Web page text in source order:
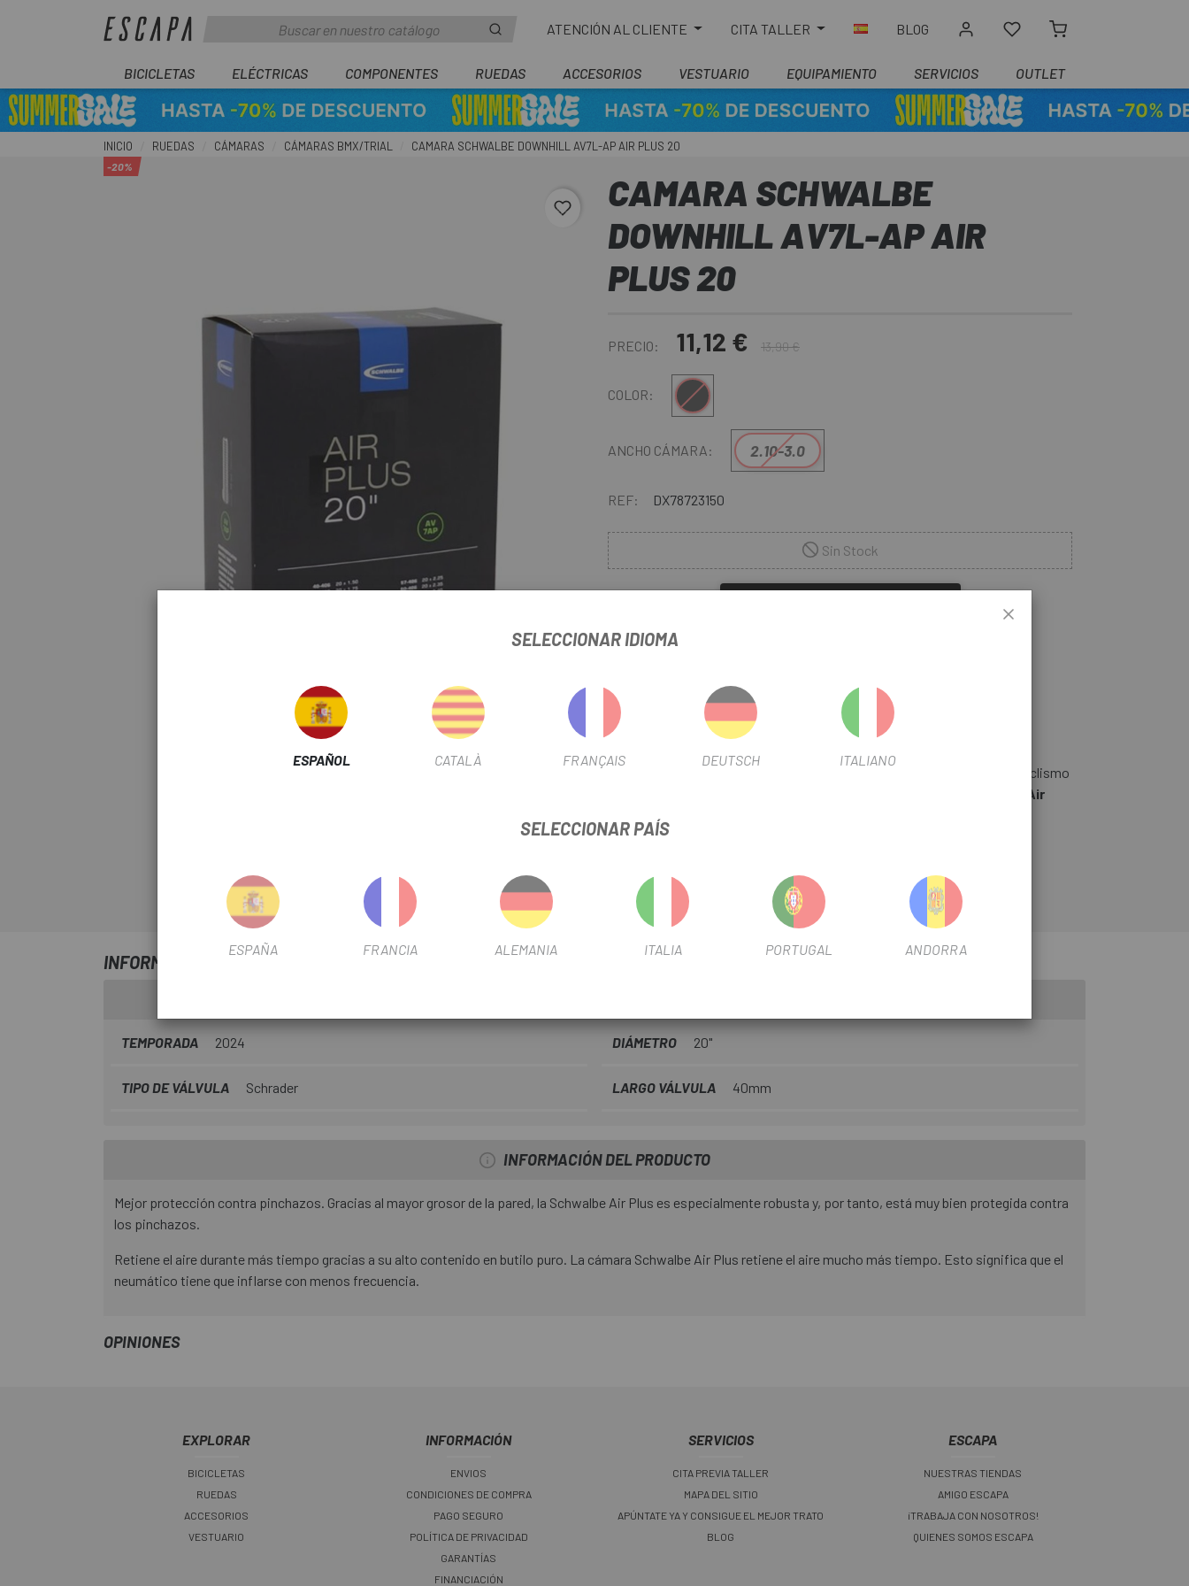
ATENCIÓN AL CLIENTE CITA TALLER BLOG
BICICLETAS ELÉCTRICAS COMPONENTES RUEDAS ACCESORIOS VESTUARIO EQUIPAMIENTO SERVICIOS OUTLET
INICIO RUEDAS CÁMARAS CÁMARAS BMX/TRIAL CAMARA SCHWALBE DOWNHILL AV7L-AP AIR PLUS 20
favorite_border
-20%
Haz click para ampliar
CAMARA SCHWALBE
DOWNHILL AV7L-AP AIR
PLUS 20
PRECIO: 11,12 € 13,90 €
COLOR: Negro
ANCHO CÁMARA: 2.10-3.0
REF: DX78723150
Sin Stock
la mayor selección de cámaras para disfrutar del ciclismo
Cámara Schwalbe Downhill AV7L-AP Air
retiene el aire considerablemente más tiempo gracias a su alto
contenido en butilo puro.
INFORMACIÓN SOBRE CAMARA SCHWALBE DOWNHILL AV7L-AP AIR PLUS 20
TEMPORADA 2024 DIÁMETRO 20"
TIPO DE VÁLVULA Schrader LARGO VÁLVULA 40mm
INFORMACIÓN DEL PRODUCTO
Mejor protección contra pinchazos. Gracias al mayor grosor de la pared, la Schwalbe Air Plus es especialmente robusta y, por tanto, está muy bien protegida contra
los pinchazos.
Retiene el aire durante más tiempo gracias a su alto contenido en butilo puro. La cámara Schwalbe Air Plus retiene el aire mucho más tiempo. Esto significa que el
neumático tiene que inflarse con menos frecuencia.
OPINIONES
EXPLORAR
BICICLETAS
RUEDAS
ACCESORIOS
VESTUARIO
INFORMACIÓN
ENVIOS
CONDICIONES DE COMPRA
PAGO SEGURO
POLÍTICA DE PRIVACIDAD
GARANTÍAS
FINANCIACIÓN
SERVICIOS
CITA PREVIA TALLER
MAPA DEL SITIO
APÚNTATE YA Y CONSIGUE EL MEJOR TRATO
BLOG
ESCAPA
NUESTRAS TIENDAS
AMIGO ESCAPA
¡TRABAJA CON NOSOTROS!
QUIENES SOMOS ESCAPA
SELECCIONAR IDIOMA
ESPAÑOL CATALÀ FRANÇAIS DEUTSCH ITALIANO
SELECCIONAR PAÍS
ESPAÑA FRANCIA ALEMANIA ITALIA PORTUGAL ANDORRA